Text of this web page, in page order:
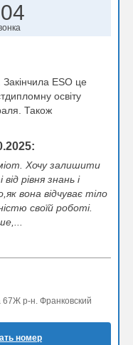
Закінчила ESO це
освіту
Також
Хочу залишити
рівня знань і
вона відчуває тіло
своїй роботі.
р-н. Франковский
номер